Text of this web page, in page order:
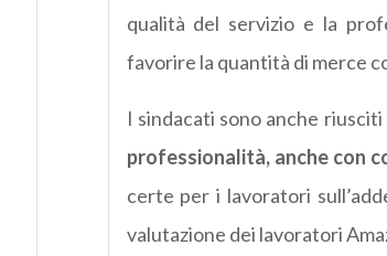
qualità del servizio e la
favorire la quantità di merce
I sindacati sono anche
professionalità, anche con
certe per i lavoratori
valutazione dei lavoratori